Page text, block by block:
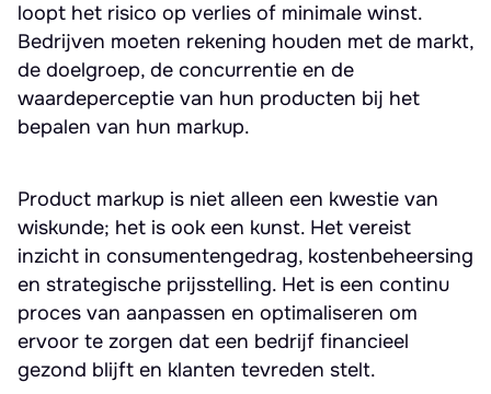
loopt het risico op verlies of minimale winst.
Bedrijven moeten rekening houden met de markt,
de doelgroep, de concurrentie en de
waardeperceptie van hun producten bij het
bepalen van hun markup.
Product markup is niet alleen een kwestie van
wiskunde; het is ook een kunst. Het vereist
inzicht in consumentengedrag, kostenbeheersing
en strategische prijsstelling. Het is een continu
proces van aanpassen en optimaliseren om
ervoor te zorgen dat een bedrijf financieel
gezond blijft en klanten tevreden stelt.